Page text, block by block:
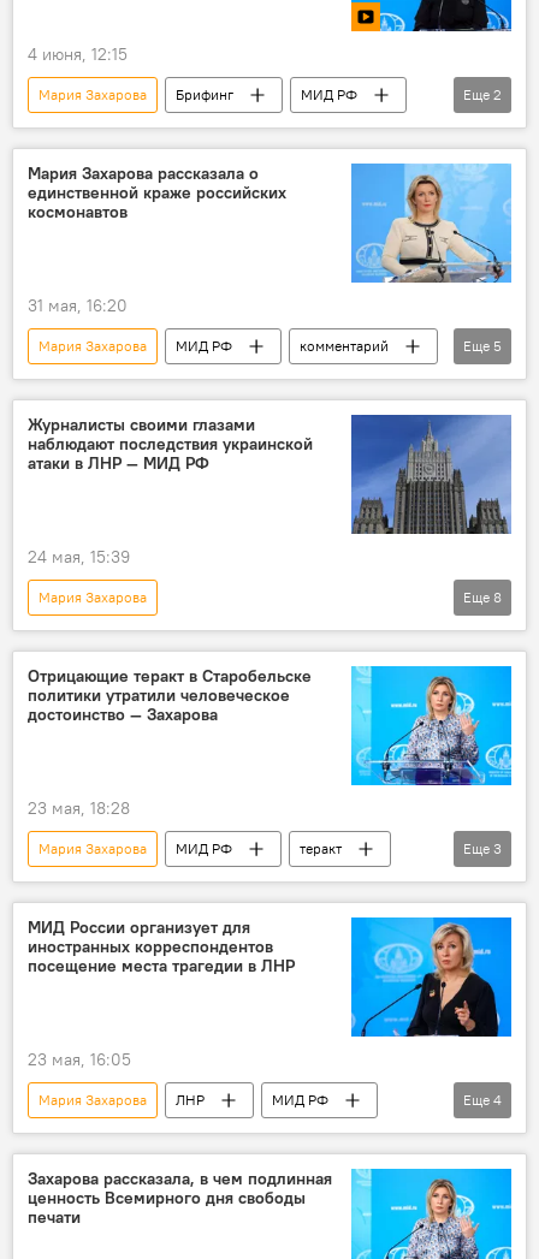
4 июня, 12:15
Мария Захарова Брифинг
МИД РФ
внешняя политика
ПМЭФ
Еще 2
Мария Захарова рассказала о
единственной краже российских
космонавтов
31 мая, 16:20
Мария Захарова МИД РФ
комментарий
Россия
космонавты
обвинение
Кража
Еще 5
Журналисты своими глазами
наблюдают последствия украинской
атаки в ЛНР — МИД РФ
24 мая, 15:39
Мария Захарова
Спецоперация России по защите Донбасса
Россия
МИД РФ
журналисты
иностранцы
Еще 8
Отрицающие теракт в Старобельске
политики утратили человеческое
достоинство — Захарова
23 мая, 18:28
Мария Захарова МИД РФ
теракт
ЛНР
Россия ВСУ
Еще 3
МИД России организует для
иностранных корреспондентов
посещение места трагедии в ЛНР
23 мая, 16:05
Мария Захарова ЛНР
МИД РФ
трагедия
Россия
теракт
ВСУ
Еще 4
Захарова рассказала, в чем подлинная
ценность Всемирного дня свободы
печати